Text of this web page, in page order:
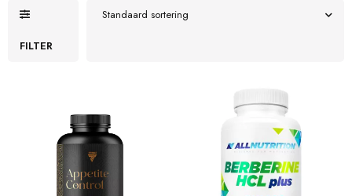
FILTER
Standaard sortering